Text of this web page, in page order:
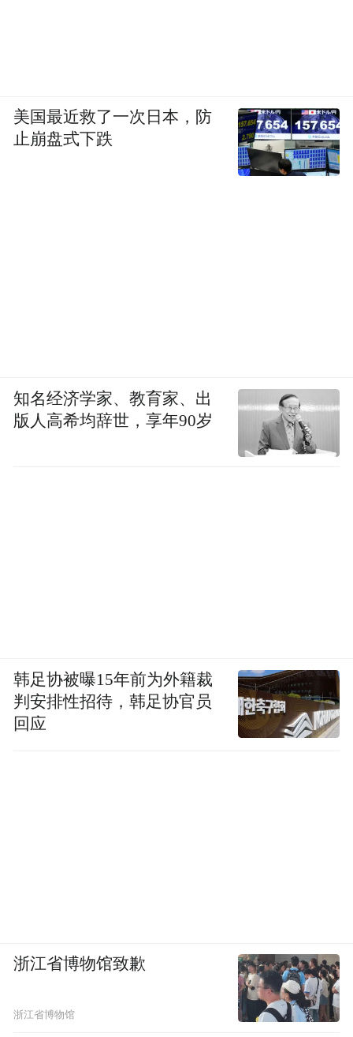
美国最近救了一次日本，防
止崩盘式下跌
知名经济学家、教育家、出
版人高希均辞世，享年90岁
韩足协被曝15年前为外籍裁
判安排性招待，韩足协官员
回应
浙江省博物馆致歉
浙江省博物馆